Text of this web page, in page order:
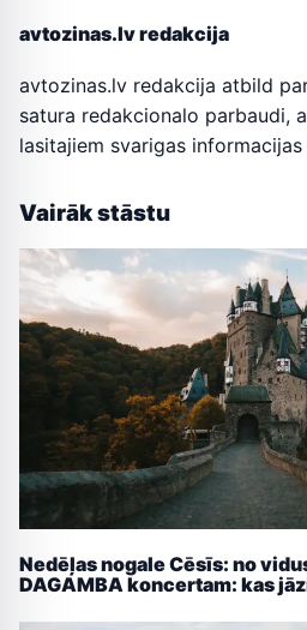
avtozinas.lv redakcija
avtozinas.lv redakcija atbild
satura redakcionalo parbaudi,
lasitajiem svarigas
Vairāk stāstu
Nedēļas nogale Cēsīs: no
DAGAMBA koncertam: kas